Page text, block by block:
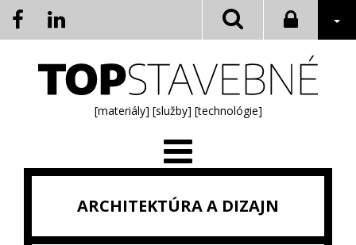
[materiály] [služby] [technológie]
ARCHITEKTÚRA A DIZAJN